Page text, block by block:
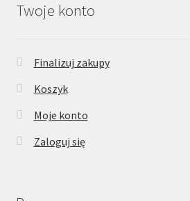
Twoje konto
Finalizuj zakupy
Koszyk
Moje konto
Zaloguj się